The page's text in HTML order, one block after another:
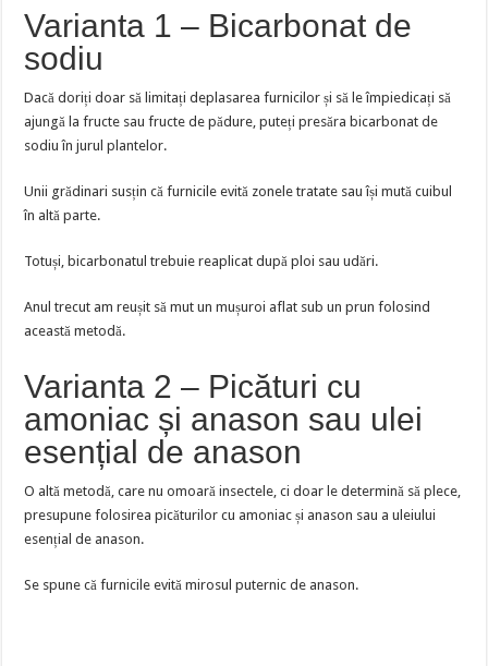
Varianta 1 – Bicarbonat de
sodiu
Dacă doriți doar să limitați deplasarea furnicilor și să le împiedicați să
ajungă la fructe sau fructe de pădure, puteți presăra bicarbonat de
sodiu în jurul plantelor.
Unii grădinari susțin că furnicile evită zonele tratate sau își mută cuibul
în altă parte.
Totuși, bicarbonatul trebuie reaplicat după ploi sau udări.
Anul trecut am reușit să mut un mușuroi aflat sub un prun folosind
această metodă.
Varianta 2 – Picături cu
amoniac și anason sau ulei
esențial de anason
O altă metodă, care nu omoară insectele, ci doar le determină să plece,
presupune folosirea picăturilor cu amoniac și anason sau a uleiului
esențial de anason.
Se spune că furnicile evită mirosul puternic de anason.